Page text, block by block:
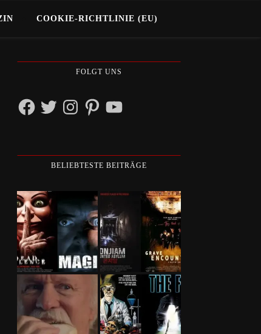
COOKIE-RICHTLINIE (EU)
FOLGT UNS
FacebookTwitterInstagramPinterestYouTube
BELIEBTESTE BEITRÄGE